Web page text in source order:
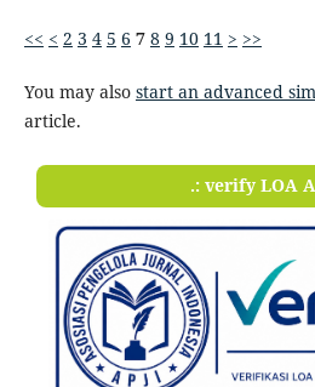
<< < 2 3 4 5 6 7 8 9 10 11 > >>
You may also start an advanced
article.
.: verify LOA